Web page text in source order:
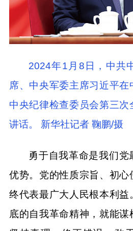
2024年1月8日，中共
席、中央军委主席习近平
中央纪律检查委员会第三
讲话。 新华社记者 鞠鹏/摄
勇于自我革命是我们党
优势。党的性质宗旨、初
终代表最广大人民根本利益
底的自我革命精神，就能